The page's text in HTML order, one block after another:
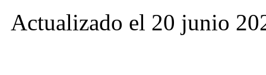
Actualizado el 20 junio